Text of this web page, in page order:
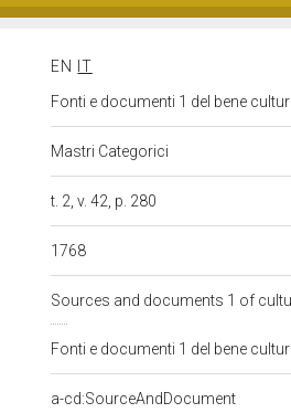
EN
IT
Fonti e documenti 1 del bene
Mastri Categorici
t. 2, v. 42, p. 280
1768
Sources and documents 1 of
Fonti e documenti 1 del bene
a-cd:SourceAndDocument